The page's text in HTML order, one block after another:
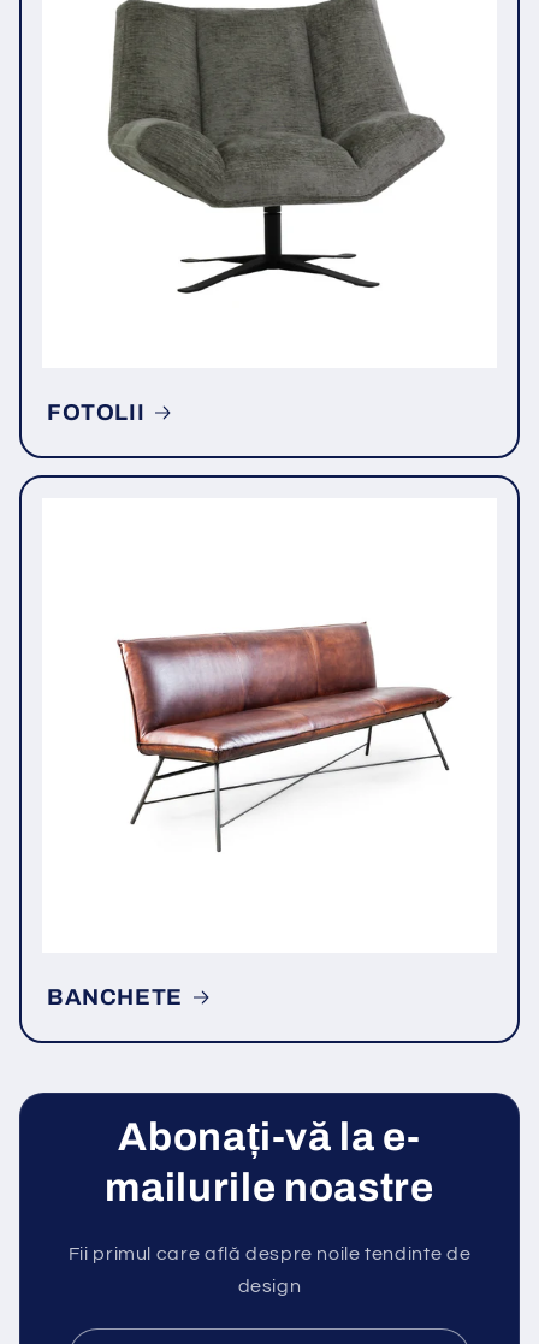
FOTOLII
BANCHETE
Abonați-vă la e-
mailurile noastre
Fii primul care află despre noile tendinte de
design